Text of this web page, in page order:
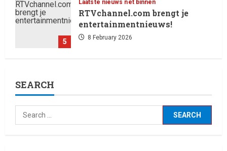
5
Laatste nieuws net binnen
RTVchannel.com brengt je
entertainmentnieuws!
8 February 2026
1
29 May 2026
SEARCH